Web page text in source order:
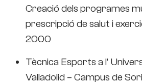
Creació dels programes
prescripció de salut i
2000
Tècnica Esports a l’
Valladolid – Campus de